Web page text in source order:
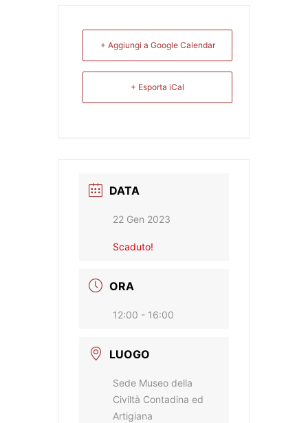
+ Aggiungi a Google Calendar
+ Esporta iCal
DATA
22 Gen 2023
Scaduto!
ORA
12:00 - 16:00
LUOGO
Sede Museo della
Civiltà Contadina ed
Artigiana